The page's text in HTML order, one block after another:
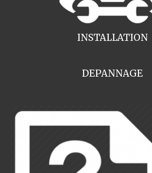
INSTALLATION
DEPANNAGE